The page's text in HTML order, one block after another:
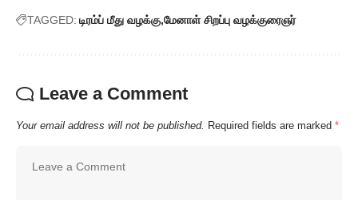
TAGGED: டிரம்ப் மீது வழக்கு மேனாள் சிறப்பு வழக்குரைஞர்
Leave a Comment
Your email address will not be published. Required fields are marked *